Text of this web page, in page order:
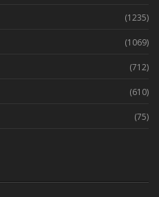
(1235)
(1069)
(712)
(610)
(75)